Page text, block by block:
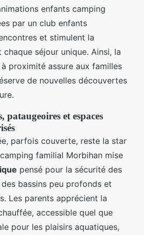
enfants camping
par un club enfants
et stimulent la
séjour unique. Ainsi, la
proximité assure aux familles
de nouvelles découvertes
pataugeoires et espaces
parfois couverte, reste la star
familial Morbihan mise
pensé pour la sécurité des
bassins peu profonds et
Les parents apprécient la
accessible quel que
pour les plaisirs aquatiques,